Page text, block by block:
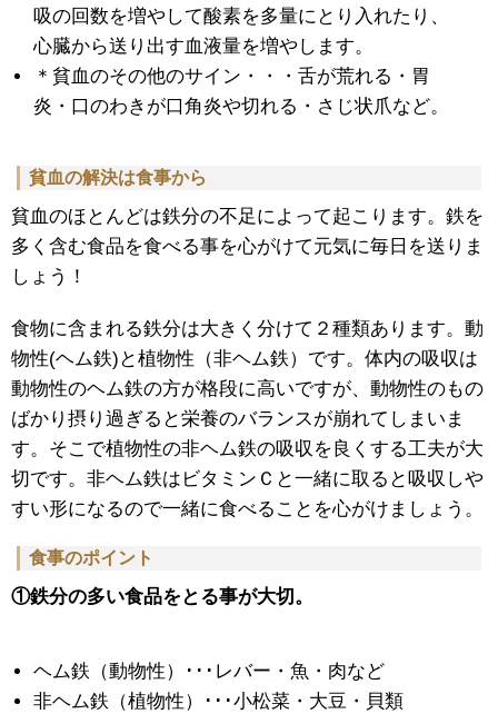
吸の回数を増やして酸素を多量にとり入れたり、
心臓から送り出す血液量を増やします。
＊貧血のその他のサイン・・・舌が荒れる・胃
炎・口のわきが口角炎や切れる・さじ状爪など。
貧血の解決は食事から
貧血のほとんどは鉄分の不足によって起こります。鉄を
多く含む食品を食べる事を心がけて元気に毎日を送りま
しょう！
食物に含まれる鉄分は大きく分けて２種類あります。動
物性(ヘム鉄)と植物性（非ヘム鉄）です。体内の吸収は
動物性のヘム鉄の方が格段に高いですが、動物性のもの
ばかり摂り過ぎると栄養のバランスが崩れてしまいま
す。そこで植物性の非ヘム鉄の吸収を良くする工夫が大
切です。非ヘム鉄はビタミンＣと一緒に取ると吸収しや
すい形になるので一緒に食べることを心がけましょう。
食事のポイント
①鉄分の多い食品をとる事が大切。
ヘム鉄（動物性）･･･レバー・魚・肉など
非ヘム鉄（植物性）･･･小松菜・大豆・貝類